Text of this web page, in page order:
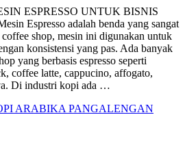
ESPRESSO UNTUK BISNIS
Espresso adalah benda yang sangat
shop, mesin ini digunakan untuk
konsistensi yang pas. Ada banyak
yang berbasis espresso seperti
coffee latte, cappucino, affogato,
Di industri kopi ada …